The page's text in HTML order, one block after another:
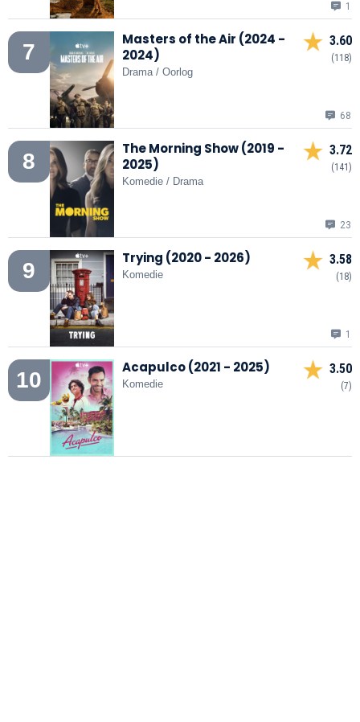
1
7
Masters of the Air (2024 -
2024)
Drama / Oorlog
3.60
(118)
68
8
The Morning Show (2019 -
2025)
Komedie / Drama
3.72
(141)
23
9
Trying (2020 - 2026)
Komedie
3.58
(18)
1
10
Acapulco (2021 - 2025)
Komedie
3.50
(7)